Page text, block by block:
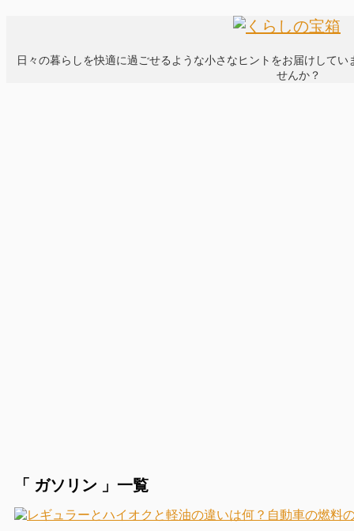
日々の暮らしを快適に過ごせるような小さなヒントをお届けして
せんか？
「 ガソリン 」一覧